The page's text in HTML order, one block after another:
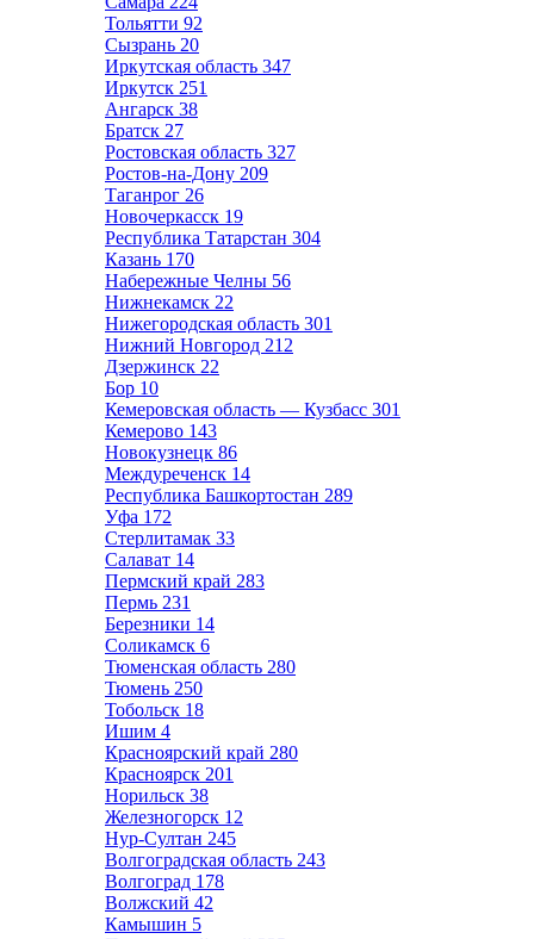
Тольятти 92
Сызрань 20
Иркутская область 347
Иркутск 251
Ангарск 38
Братск 27
Ростовская область 327
Ростов-на-Дону 209
Таганрог 26
Новочеркасск 19
Республика Татарстан 304
Казань 170
Набережные Челны 56
Нижнекамск 22
Нижегородская область 301
Нижний Новгород 212
Дзержинск 22
Бор 10
Кемеровская область — Кузбасс 301
Кемерово 143
Новокузнецк 86
Междуреченск 14
Республика Башкортостан 289
Уфа 172
Стерлитамак 33
Салават 14
Пермский край 283
Пермь 231
Березники 14
Соликамск 6
Тюменская область 280
Тюмень 250
Тобольск 18
Ишим 4
Красноярский край 280
Красноярск 201
Норильск 38
Железногорск 12
Нур-Султан 245
Волгоградская область 243
Волгоград 178
Волжский 42
Камышин 5